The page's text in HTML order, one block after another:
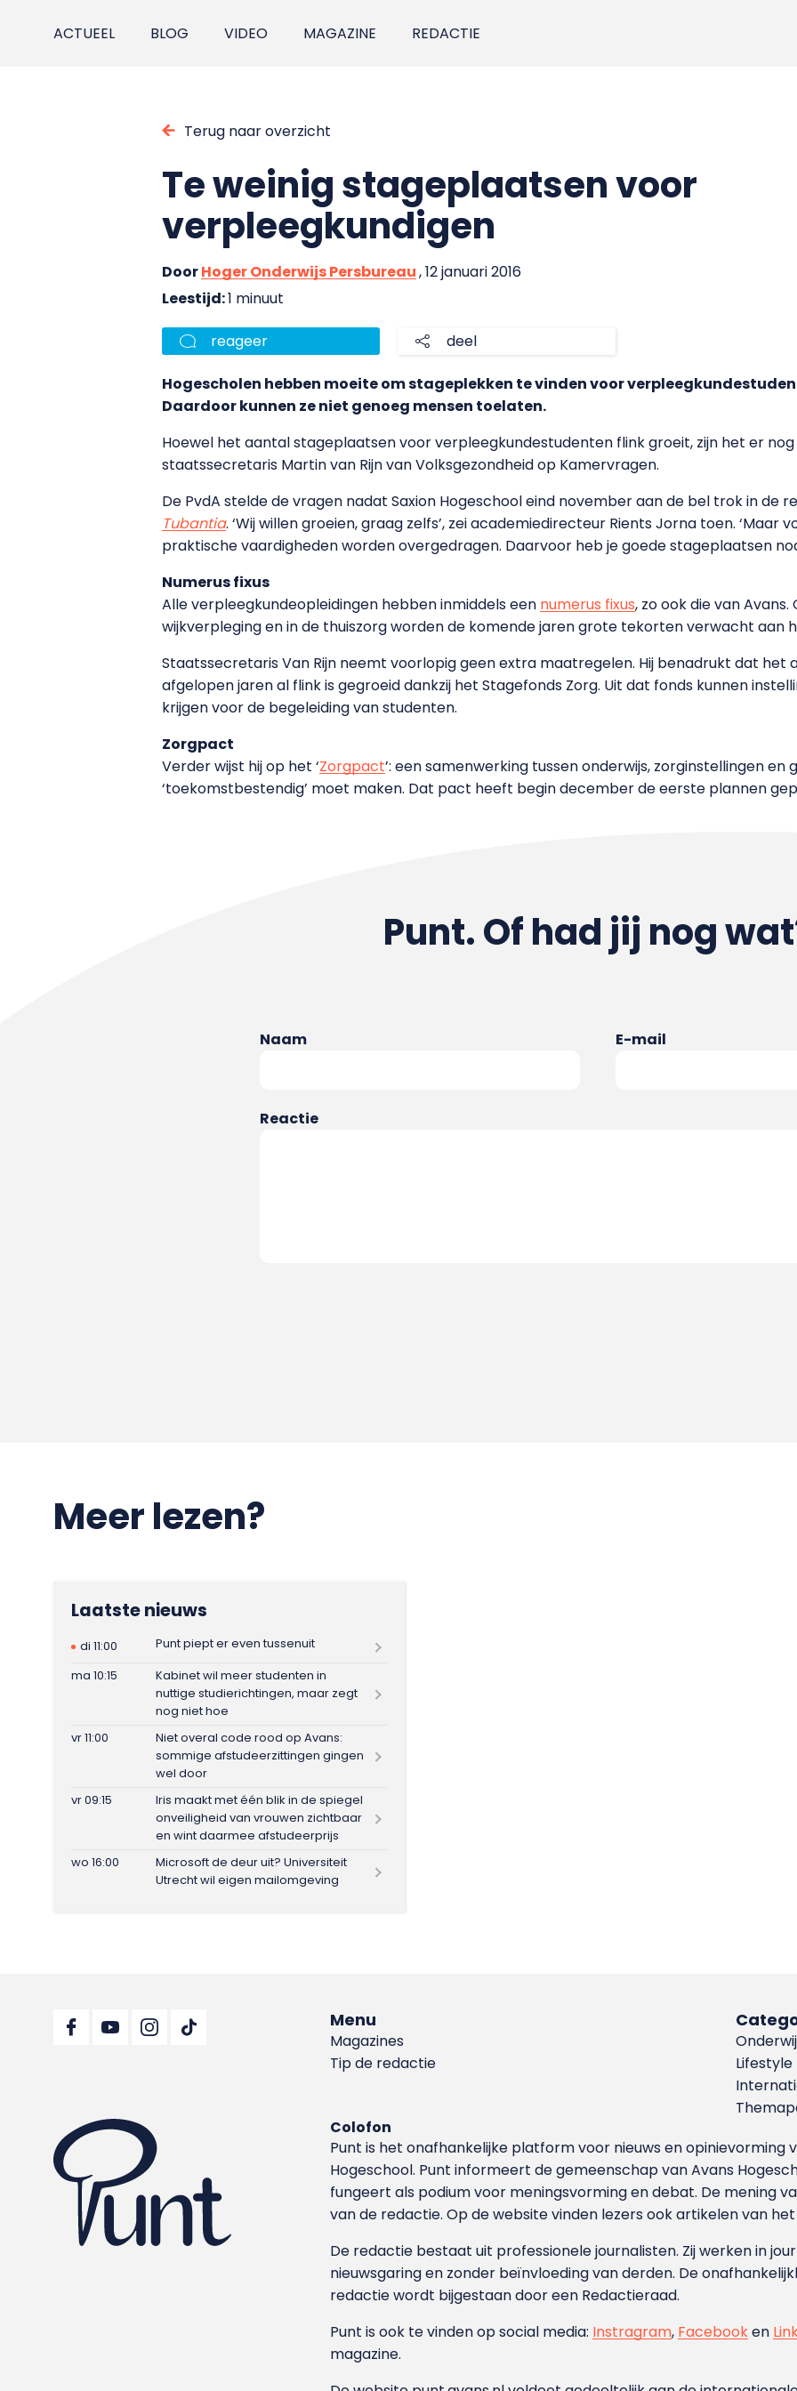
ACTUEEL BLOG VIDEO MAGAZINE REDACTIE
Terug naar overzicht
Te weinig stageplaatsen voor
verpleegkundigen
DoorHoger Onderwijs Persbureau, 12 januari 2016
Leestijd:1 minuut
reageer deel
Hogescholen hebben moeite om stageplekken te vinden voor
Daardoor kunnen ze niet genoeg mensen toelaten.
Hoewel het aantal stageplaatsen voor verpleegkundestudenten flink groeit, zijn het er
staatssecretaris Martin van Rijn van Volksgezondheid op Kamervragen.
De PvdA stelde de vragen nadat Saxion Hogeschool eind november aan de bel trok in de
Tubantia. ‘Wij willen groeien, graag zelfs’, zei academiedirecteur Rients Jorna toen. ‘Maar
praktische vaardigheden worden overgedragen. Daarvoor heb je goede stageplaatsen
Numerus fixus
Alle verpleegkundeopleidingen hebben inmiddels een numerus fixus, zo ook die van
wijkverpleging en in de thuiszorg worden de komende jaren grote tekorten verwacht aan
Staatssecretaris Van Rijn neemt voorlopig geen extra maatregelen. Hij benadrukt dat het
afgelopen jaren al flink is gegroeid dankzij het Stagefonds Zorg. Uit dat fonds kunnen
krijgen voor de begeleiding van studenten.
Zorgpact
Verder wijst hij op het ‘Zorgpact’: een samenwerking tussen onderwijs, zorginstellingen en
‘toekomstbestendig’ moet maken. Dat pact heeft begin december de eerste plannen
Punt. Of had jij nog
Naam E-mail
Reactie
Meer lezen?
Laatste nieuws
di 11:00
Punt piept er even tussenuit
ma 10:15
Kabinet wil meer studenten in
nuttige studierichtingen, maar zegt
nog niet hoe
vr 11:00
Niet overal code rood op Avans:
sommige afstudeerzittingen gingen
wel door
vr 09:15
Iris maakt met één blik in de spiegel
onveiligheid van vrouwen zichtbaar
en wint daarmee afstudeerprijs
wo 16:00
Microsoft de deur uit? Universiteit
Utrecht wil eigen mailomgeving
Menu
Magazines
Tip de redactie
Lifestyle
Colofon
Punt is het onafhankelijke platform voor nieuws en
Hoge­school. Punt informeert de gemeenschap van Avans
fungeert als podium voor meningsvorming en debat. De mening
van de redactie. Op de website vinden lezers ook artikelen van
De redactie bestaat uit professionele journalisten. Zij werken in
nieuwsgaring en zonder beïnvloeding van derden. De
redactie wordt bijgestaan door een Redactieraad.
Punt is ook te vinden op social media: Instragram, Facebooken
magazine.